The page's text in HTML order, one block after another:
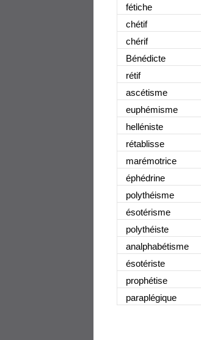
fétiche
chétif
chérif
Bénédicte
rétif
ascétisme
euphémisme
helléniste
rétablisse
marémotrice
éphédrine
polythéisme
ésotérisme
polythéiste
analphabétisme
ésotériste
prophétise
paraplégique